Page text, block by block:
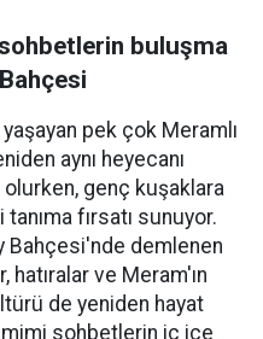
buluşma
pek çok Meramlı
aynı heyecanı
genç kuşaklara
fırsatı sunuyor.
Bahçesi'nde demlenen
hatıralar ve Meram'ın
de yeniden hayat
sohbetlerin iç içe